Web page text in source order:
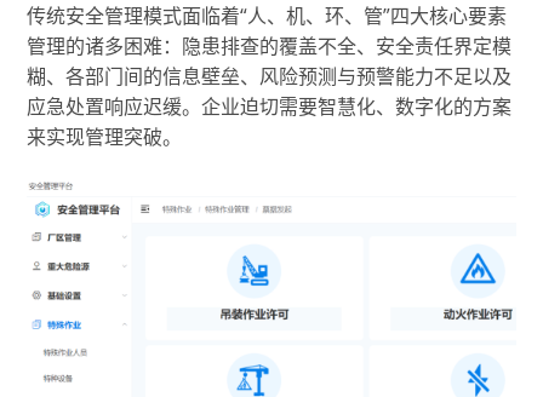
传统安全管理模式面临着“人、机、环、管”四大核心要素
管理的诸多困难：隐患排查的覆盖不全、安全责任界定模
糊、各部门间的信息壁垒、风险预测与预警能力不足以及
应急处置响应迟缓。企业迫切需要智慧化、数字化的方案
来实现管理突破。